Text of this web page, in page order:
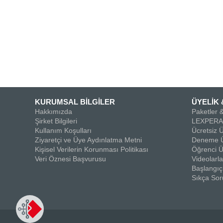
KURUMSAL BİLGİLER
Hakkımızda
Şirket Bilgileri
Kullanım Koşulları
Ziyaretçi ve Üye Aydınlatma Metni
Kişisel Verilerin Korunması Politikası
Veri Öznesi Başvurusu
ÜYELİK
Paketler
Ücretsiz
Deneme
Öğrenci
Sıkça